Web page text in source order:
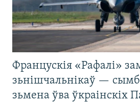
Францускія «Рафалі»
зьнішчальнікаў —
зьмена ўва ўкраінскіх